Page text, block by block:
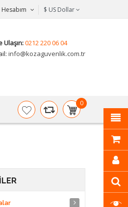
Hesabım $ US Dollar
Ulaşın:0212 220 06 04
info@kozaguvenlik.com.tr
0
item(s)
-